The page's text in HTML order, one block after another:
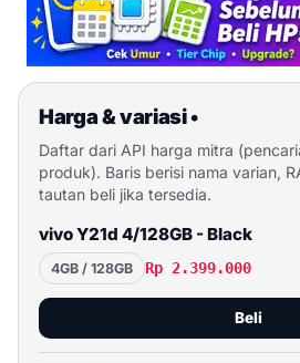
Harga & variasi•
Daftar dari API harga mitra
produk). Baris berisi nama varian,
tautan beli jika tersedia.
vivo Y21d 4/128GB - Black
4GB / 128GB Rp 2.399.000
Beli